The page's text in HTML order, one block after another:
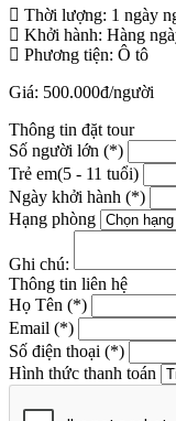
Thời lượng: 1 ngày
Khởi hành: Hàng
Phương tiện: Ô tô
Giá: 500.000đ/người
Thông tin đặt tour
Số người lớn (*)
Trẻ em(5 - 11 tuổi)
Ngày khởi hành (*)
Hạng phòng
Ghi chú:
Thông tin liên hệ
Họ Tên (*)
Email (*)
Số điện thoại (*)
Hình thức thanh toán